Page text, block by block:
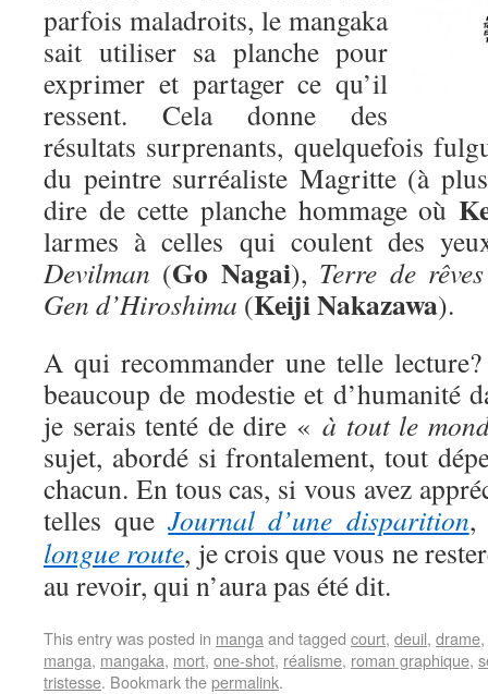
parfois maladroits, le mangaka
sait utiliser sa planche pour
exprimer et partager ce qu’il
ressent. Cela donne des
résultats surprenants, quelquefois
du peintre surréaliste Magritte (à
dire de cette planche hommage où
larmes à celles qui coulent des
Devilman (Go Nagai), Terre de rêves
Gen d’Hiroshima (Keiji Nakazawa).
A qui recommander une telle
beaucoup de modestie et d’humanité
je serais tenté de dire «à tout le
sujet, abordé si frontalement, tout
chacun. En tous cas, si vous avez
telles queJournal d’une disparition,
longue route, je crois que vous ne
au revoir, qui n’aura pas été dit.
This entry was posted in manga and tagged court, deuil, drame,
manga, mangaka, mort, one-shot, réalisme, roman graphique,
tristesse. Bookmark thepermalink.